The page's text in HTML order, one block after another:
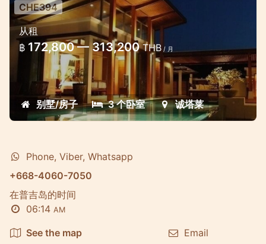
3 bedroom Luxury villa In the
excellent gated estate near Bang
Tao Beach
This holiday home is located in Ma Nik area
which is just 10 minutes by car from Bang
Tao beach and Laguna Phuket
CHE394
从租
฿ 172,800 — 313,200THB / 月
别墅/房子 3 个卧室 诚塔莱
Phone, Viber, Whatsapp
+668-4060-7050
在普吉岛的时间
06:14 AM
See the map Email